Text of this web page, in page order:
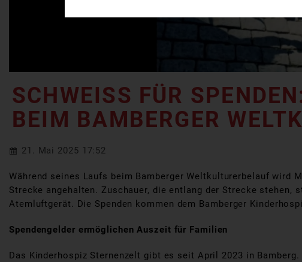
SCHWEISS FÜR
EIM BAMBERGER
21. Mai 2025 17:52
Während seines Laufs beim Bamberger Weltkulturerbelauf
Strecke angehalten. Zuschauer, die entlang der Strecke stehen,
Atemluftgerät. Die Spenden kommen dem Bamberger
Spendengelder ermöglichen Auszeit für Familien
Das Kinderhospiz Sternenzelt gibt es seit April 2023 in